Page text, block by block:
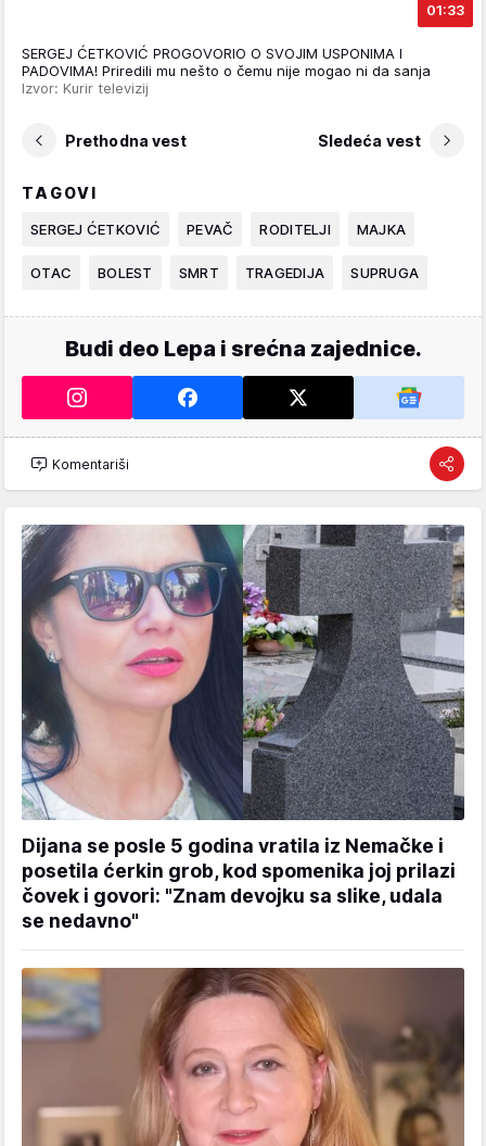
01:33
SERGEJ ĆETKOVIĆ PROGOVORIO O SVOJIM USPONIMA I
PADOVIMA! Priredili mu nešto o čemu nije mogao ni da sanja
Izvor: Kurir televizij
Prethodna vest Sledeća vest
TAGOVI
SERGEJ ĆETKOVIĆ PEVAČ RODITELJI MAJKA
OTAC BOLEST SMRT TRAGEDIJA SUPRUGA
Budi deo Lepa i srećna zajednice.
Komentariši
Dijana se posle 5 godina vratila iz Nemačke i
posetila ćerkin grob, kod spomenika joj prilazi
čovek i govori: "Znam devojku sa slike, udala
se nedavno"